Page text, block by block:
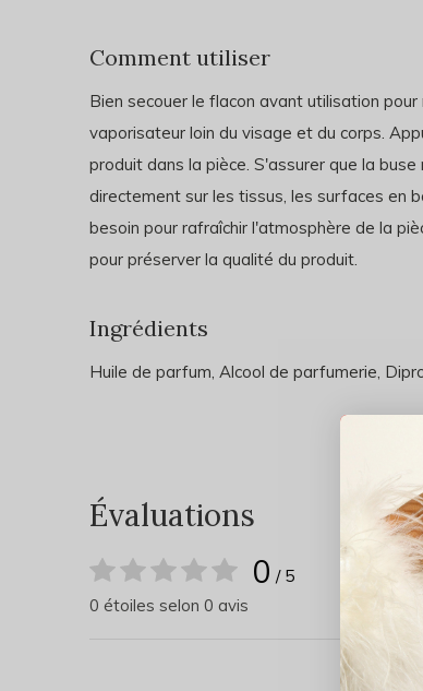
Comment utiliser
Bien secouer le flacon avant utilisation
vaporisateur loin du visage et du corps.
produit dans la pièce. S'assurer que la
directement sur les tissus, les surfaces en
besoin pour rafraîchir l'atmosphère de la
pour préserver la qualité du produit.
Ingrédients
Huile de parfum, Alcool de parfumerie,
Évaluations
0 / 5
0 étoiles selon 0 avis